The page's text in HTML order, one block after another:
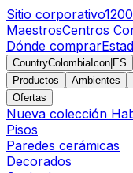
Sitio corporativo
MaestrosCentros
Dónde comprar
CountryColombiaIcon ES
Productos
Ambientes
Ofertas
Nueva colección
Pisos
Paredes cerámicas
Decorados